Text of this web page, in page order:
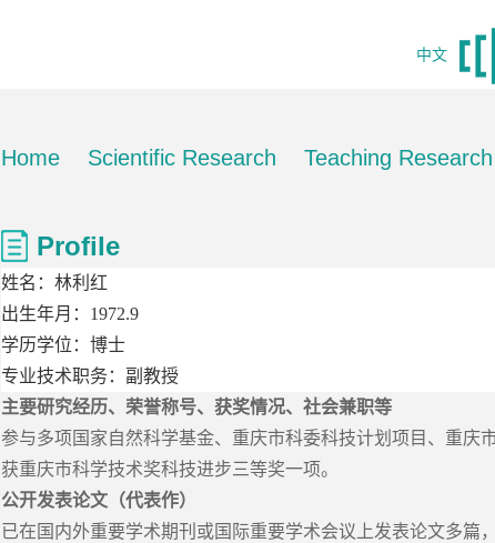
中文
Home Scientific Research Teaching Research
Profile
姓名： 林利红
出生年月： 1972.9
学历学位： 博士
专业技术职务： 副教授
主要研究经历、荣誉称号、获奖情况、社会兼职等
参与多项国家自然科学基金、重庆市科委科技计划项目、重庆
获重庆市科学技术奖科技进步三等奖一项。
公开发表论文（代表作）
已在国内外重要学术期刊或国际重要学术会议上发表论文多篇